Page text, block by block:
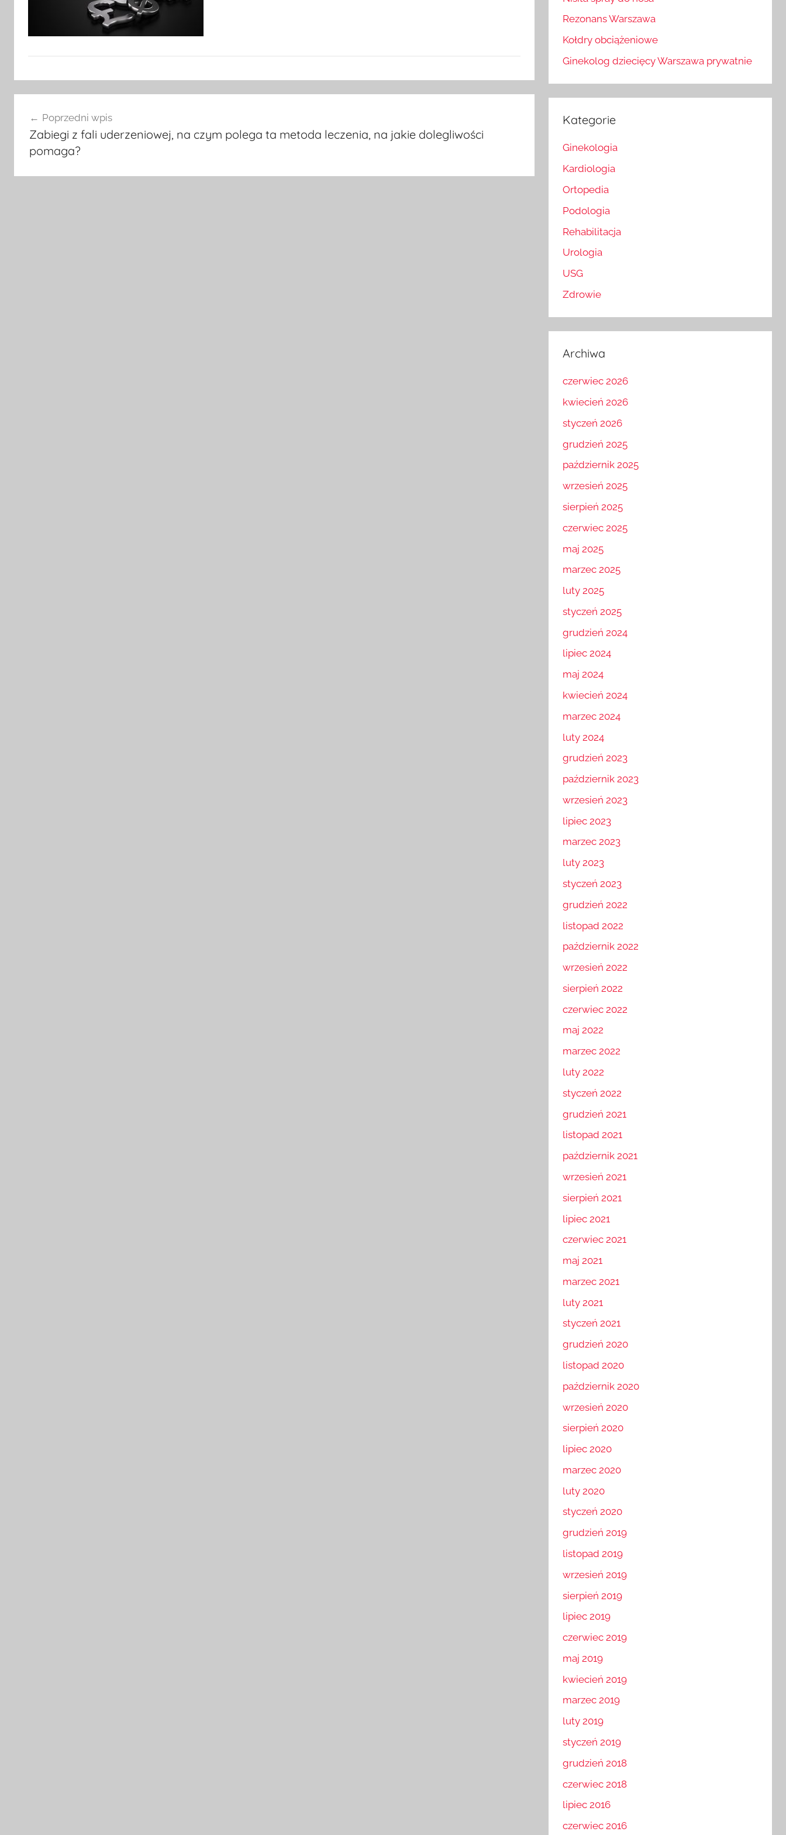
wpisuPoprzedni wpis
Zabiegi z fali uderzeniowej, na czym polega ta metoda leczenia, na jakie dolegliwości
pomaga?
Rezonans Warszawa
Kołdry obciążeniowe
Ginekolog dziecięcy Warszawa prywatnie
Kategorie
Ginekologia
Kardiologia
Ortopedia
Podologia
Rehabilitacja
Urologia
USG
Zdrowie
Archiwa
czerwiec 2026
kwiecień 2026
styczeń 2026
grudzień 2025
październik 2025
wrzesień 2025
sierpień 2025
czerwiec 2025
maj 2025
marzec 2025
luty 2025
styczeń 2025
grudzień 2024
lipiec 2024
maj 2024
kwiecień 2024
marzec 2024
luty 2024
grudzień 2023
październik 2023
wrzesień 2023
lipiec 2023
marzec 2023
luty 2023
styczeń 2023
grudzień 2022
listopad 2022
październik 2022
wrzesień 2022
sierpień 2022
czerwiec 2022
maj 2022
marzec 2022
luty 2022
styczeń 2022
grudzień 2021
listopad 2021
październik 2021
wrzesień 2021
sierpień 2021
lipiec 2021
czerwiec 2021
maj 2021
marzec 2021
luty 2021
styczeń 2021
grudzień 2020
listopad 2020
październik 2020
wrzesień 2020
sierpień 2020
lipiec 2020
marzec 2020
luty 2020
styczeń 2020
grudzień 2019
listopad 2019
wrzesień 2019
sierpień 2019
lipiec 2019
czerwiec 2019
maj 2019
kwiecień 2019
marzec 2019
luty 2019
styczeń 2019
grudzień 2018
czerwiec 2018
lipiec 2016
czerwiec 2016